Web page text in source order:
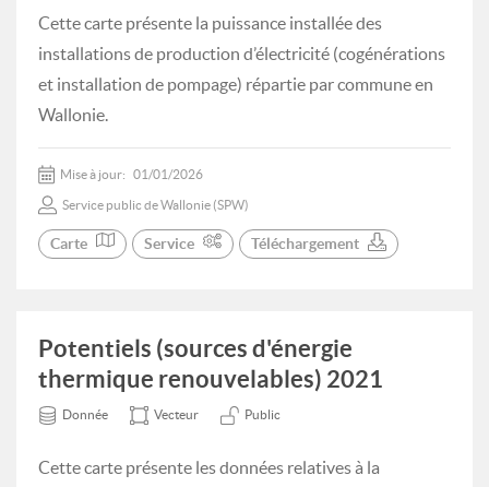
Cette carte présente la puissance installée des
installations de production d’électricité (cogénérations
et installation de pompage) répartie par commune en
Wallonie.
Mise à jour: 01/01/2026
Service public de Wallonie (SPW)
Carte Service Téléchargement
Potentiels (sources d'énergie
thermique renouvelables) 2021
Donnée Vecteur Public
Cette carte présente les données relatives à la